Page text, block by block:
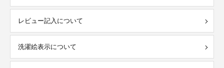
レビュー記入について
洗濯絵表示について